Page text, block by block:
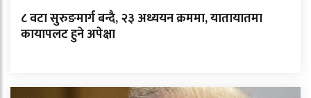
८ वटा सुरुङमार्ग बन्दै, २३ अध्ययन क्रममा, यातायातमा
कायापलट हुने अपेक्षा